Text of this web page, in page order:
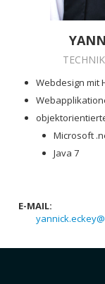
Webdesign mit
Microsoft
Java 7
E-MAIL: